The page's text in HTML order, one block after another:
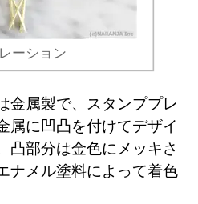
ーション
金属製で、スタンププレ
属に凹凸を付けてデザイ
凸部分は金色にメッキさ
ナメル塗料によって着色